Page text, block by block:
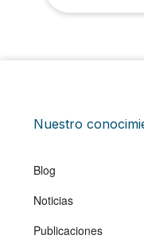
Nuestro
Blog
Noticias
Publicaciones